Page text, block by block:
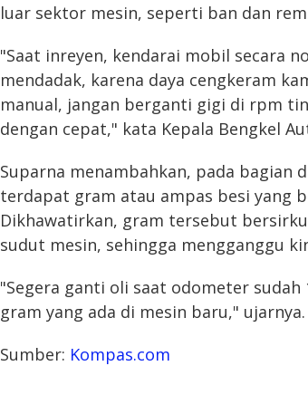
luar sektor mesin, seperti ban dan
"Saat inreyen, kendarai mobil secara
mendadak, karena daya cengkeram
manual, jangan berganti gigi di rpm
dengan cepat," kata Kepala Bengkel
Suparna menambahkan, pada bagian
terdapat gram atau ampas besi yang
Dikhawatirkan, gram tersebut
sudut mesin, sehingga mengganggu
"Segera ganti oli saat odometer
gram yang ada di mesin baru,"
Sumber: Kompas.com